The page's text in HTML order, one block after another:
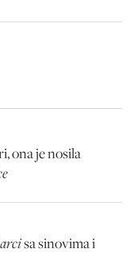
ona je nosila
sa sinovima i